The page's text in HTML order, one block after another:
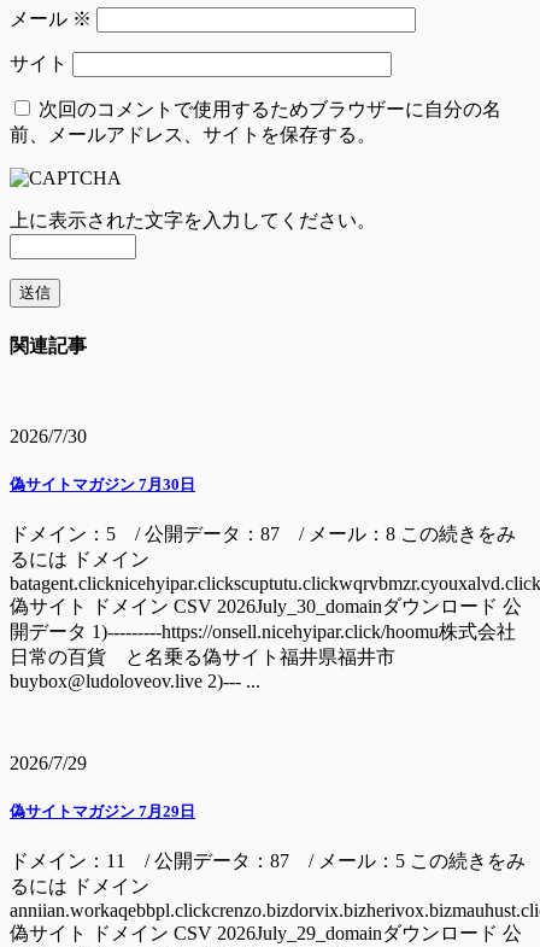
メール ※
サイト
次回のコメントで使用するためブラウザーに自分の名
前、メールアドレス、サイトを保存する。
上に表示された文字を入力してください。
関連記事
2026/7/30
偽サイトマガジン 7月30日
ドメイン：5 / 公開データ：87 / メール：8 この続きをみ
るには ドメイン
batagent.clicknicehyipar.clickscuptutu.clickwqrvbmzr.cyouxalvd.click
偽サイト ドメイン CSV 2026July_30_domainダウンロード 公
開データ 1)---------https://onsell.nicehyipar.click/hoomu株式会社
日常の百貨 と名乗る偽サイト福井県福井市
buybox@ludoloveov.live 2)--- ...
2026/7/29
偽サイトマガジン 7月29日
ドメイン：11 / 公開データ：87 / メール：5 この続きをみ
るには ドメイン
偽サイト ドメイン CSV 2026July_29_domainダウンロード 公